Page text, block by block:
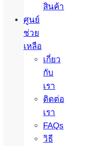
สินค้า
ศูนย์
ช่วย
เหลือ
เกี่ยว
กับ
เรา
ติดต่อ
เรา
FAQs
วิธี